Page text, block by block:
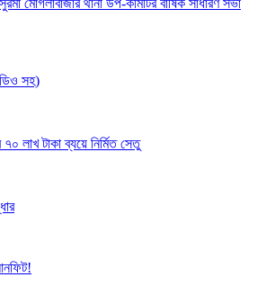
মোগলাবাজার থানা উপ-কমিটির বার্ষিক সাধারণ সভা
সহ)
লাখ টাকা ব্যয়ে নির্মিত সেতু